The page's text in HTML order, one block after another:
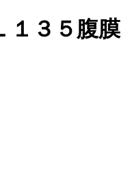
１３５腹膜